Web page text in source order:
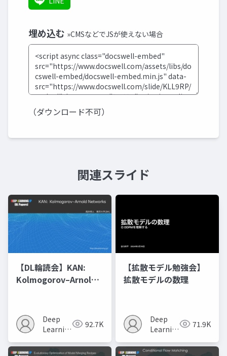
埋め込む »CMSなどでJSが使えない場合
（ダウンロード不可）
関連スライド
【DL輪読会】KAN:
Kolmogorov–Arnold
Deep
Learning
92.7K
【拡散モデル勉強会】
拡散モデルの数理
Deep
Learning
71.9K